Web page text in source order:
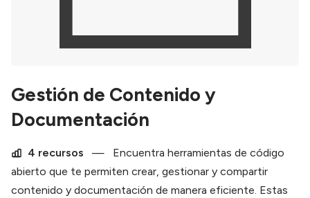
Gestión de Contenido y
Documentación
4 recursos —
Encuentra herramientas de código
abierto que te permiten crear, gestionar y compartir
contenido y documentación de manera eficiente. Estas